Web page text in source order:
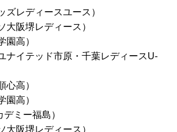
ズレディースユース）
大阪堺レディース）
園高）
ナイテッド市原・千葉レディースU-
心高）
園高）
ミー福島）
大阪堺レディース）